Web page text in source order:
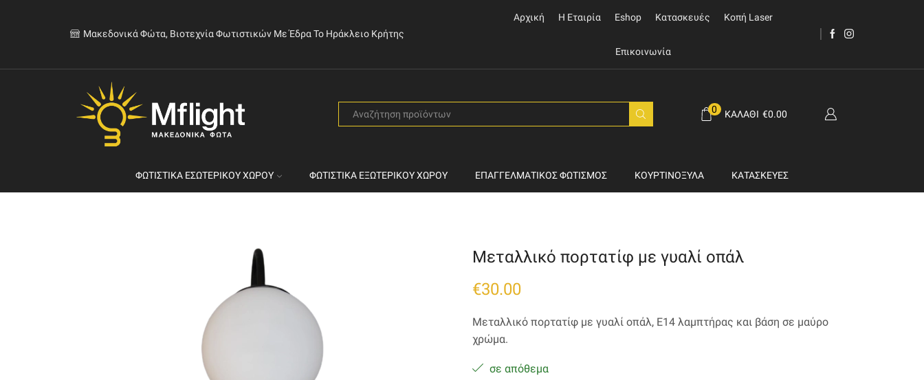
Μακεδονικά Φώτα, Βιοτεχνία Φωτιστικών Με Έδρα Το Ηράκλειο Κρήτης
Αρχική Η Εταιρία Eshop Κατασκευές Κοπή Laser
Επικοινωνία
0 ΚΑΛΆΘΙ €0.00
ΦΩΤΙΣΤΙΚΆ ΕΣΩΤΕΡΙΚΟΎ ΧΏΡΟΥ ΦΩΤΙΣΤΙΚΆ ΕΞΩΤΕΡΙΚΟΎ ΧΏΡΟΥ ΕΠΑΓΓΕΛΜΑΤΙΚΌΣ ΦΩΤΙΣΜΌΣ ΚΟΥΡΤΙΝΌΞΥΛΑ ΚΑΤΑΣΚΕΥΈΣ
Μεταλλικό πορτατίφ με γυαλί οπάλ
€30.00
Μεταλλικό πορτατίφ με γυαλί οπάλ, Ε14 λαμπτήρας και βάση σε μαύρο
χρώμα.
σε απόθεμα